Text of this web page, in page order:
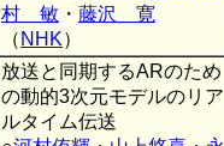
村 敏 ・ 藤沢 寛
（ NHK）
放送と同期するARのため
の動的3次元モデルのリア
ルタイム伝送